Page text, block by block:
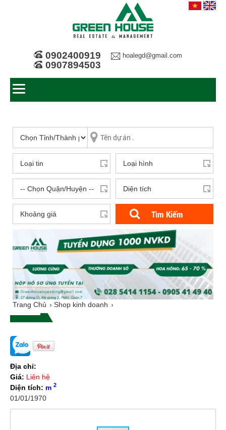
0902400919
0907894503
hoalegd@gmail.com
Tìm Kiếm
Trang Chủ Shop kinh doanh
Địa chỉ:
Giá: Liên hệ
Diện tích: m 2
01/01/1970